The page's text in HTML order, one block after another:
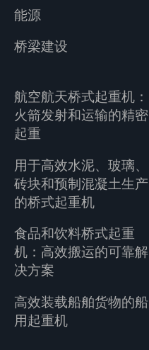
能源
桥梁建设
航空航天桥式起重机：
火箭发射和运输的精密
起重
用于高效水泥、玻璃、
砖块和预制混凝土生产
的桥式起重机
食品和饮料桥式起重
机：高效搬运的可靠解
决方案
高效装载船舶货物的船
用起重机